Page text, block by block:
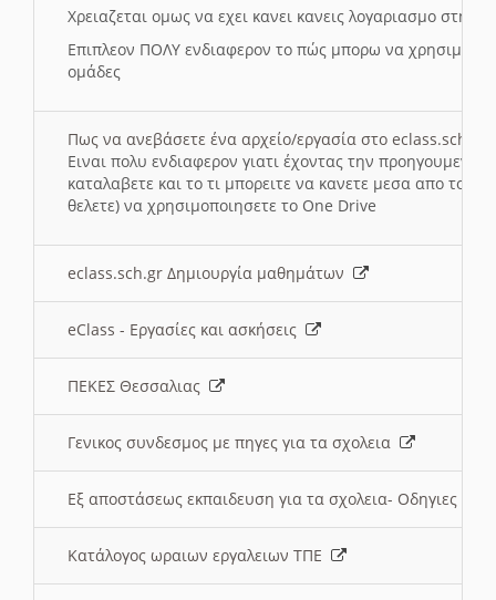
Χρειαζεται ομως να εχει κανει κανεις λογαριασμο στη
Επιπλεον ΠΟΛΥ ενδιαφερον το πώς μπορω να
ομάδες
Πως να ανεβάσετε ένα αρχείο/εργασία στο eclass.sch.gr
Ειναι πολυ ενδιαφερον γιατι έχοντας την
καταλαβετε και το τι μπορειτε να κανετε μεσα απο το
θελετε) να χρησιμοποιησετε το One Drive
eclass.sch.gr Δημιουργία μαθημάτων
eClass - Εργασίες και ασκήσεις
ΠΕΚΕΣ Θεσσαλιας
Γενικος συνδεσμος με πηγες για τα σχολεια
Εξ αποστάσεως εκπαιδευση για τα σχολεια- Οδηγιες
Κατάλογος ωραιων εργαλειων ΤΠΕ